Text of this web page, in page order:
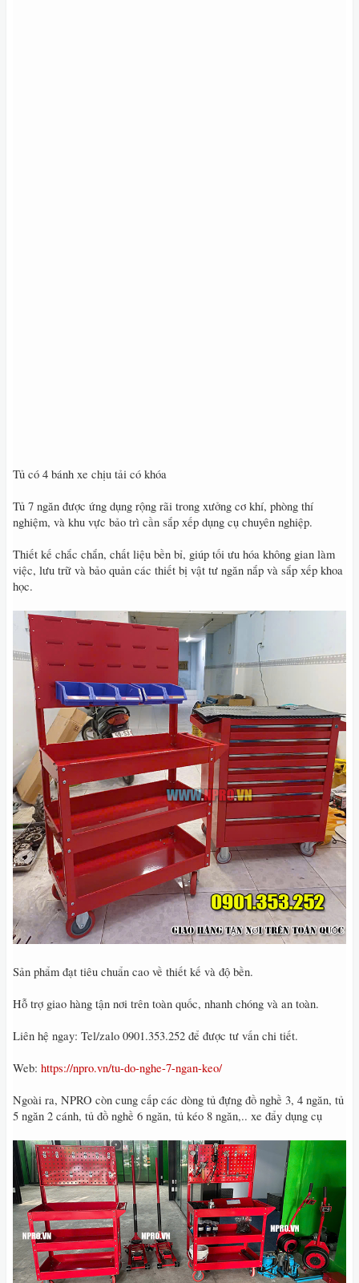
Tủ có 4 bánh xe chịu tải có khóa
Tủ 7 ngăn được ứng dụng rộng rãi trong xưởng cơ khí, phòng thí
nghiệm, và khu vực bảo trì cần sắp xếp dụng cụ chuyên nghiệp.
Thiết kế chắc chắn, chất liệu bền bỉ, giúp tối ưu hóa không gian làm
việc, lưu trữ và bảo quản các thiết bị vật tư ngăn nắp và sắp xếp khoa
học.
Sản phẩm đạt tiêu chuẩn cao về thiết kế và độ bền.
Hỗ trợ giao hàng tận nơi trên toàn quốc, nhanh chóng và an toàn.
Liên hệ ngay: Tel/zalo 0901.353.252 để được tư vấn chi tiết.
Web: https://npro.vn/tu-do-nghe-7-ngan-keo/
Ngoài ra, NPRO còn cung cấp các dòng tủ đựng đồ nghề 3, 4 ngăn, tủ
5 ngăn 2 cánh, tủ đồ nghề 6 ngăn, tủ kéo 8 ngăn,.. xe đẩy dụng cụ